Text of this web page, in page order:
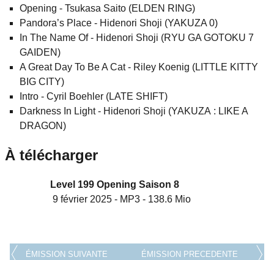
Opening - Tsukasa Saito (ELDEN RING)
Pandora’s Place - Hidenori Shoji (YAKUZA 0)
In The Name Of - Hidenori Shoji (RYU GA GOTOKU 7
GAIDEN)
A Great Day To Be A Cat - Riley Koenig (LITTLE KITTY
BIG CITY)
Intro - Cyril Boehler (LATE SHIFT)
Darkness In Light - Hidenori Shoji (YAKUZA : LIKE A
DRAGON)
À télécharger
Level 199 Opening Saison 8
9 février 2025 - MP3 - 138.6 Mio
ÉMISSION SUIVANTE ÉMISSION PRECEDENTE